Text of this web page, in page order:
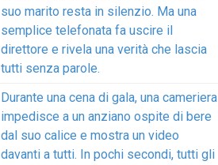
suo marito resta in silenzio. Ma una
semplice telefonata fa uscire il
direttore e rivela una verità che lascia
tutti senza parole.
Durante una cena di gala, una cameriera
impedisce a un anziano ospite di bere
dal suo calice e mostra un video
davanti a tutti. In pochi secondi, tutti gli